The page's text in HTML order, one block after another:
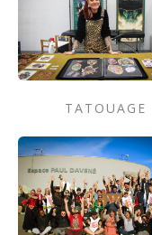
TATOUAGE